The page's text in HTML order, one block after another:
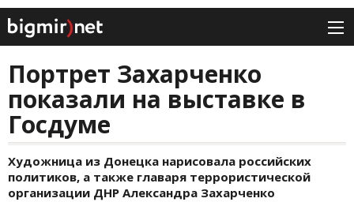
Портрет Захарченко
показали на выставке в
Госдуме
Художница из Донецка нарисовала российских
политиков, а также главаря террористической
организации ДНР Александра Захарченко